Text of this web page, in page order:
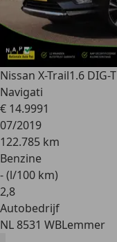
Nissan X-Trail1.6 DIG-
Navigati
€ 14.9991
07/2019
122.785 km
Benzine
- (l/100 km)
2,8
Autobedrijf
NL 8531 WBLemmer